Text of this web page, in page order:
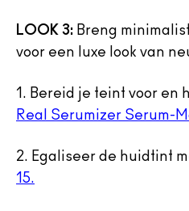
LOOK 3: Breng
voor een luxe look van
1. Bereid je teint voor en
Real Serumizer Serum-
2. Egaliseer de huidtint
15.